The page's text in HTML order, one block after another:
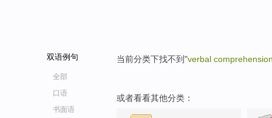
双语例句
全部
口语
书面语
当前分类下找不到"verbal comprehension
或者看看其他分类：